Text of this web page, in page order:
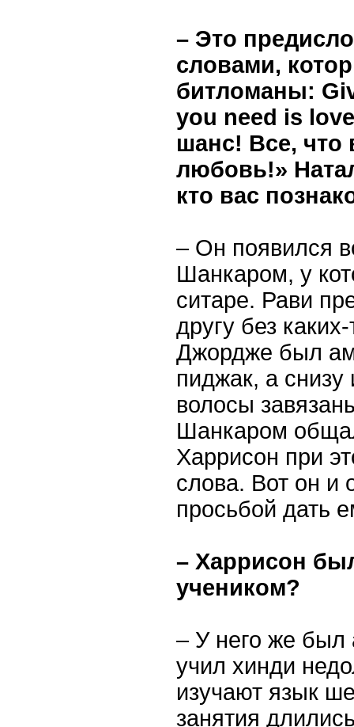
– Это
словами,
битломаны:
you need is
шанс! Все, что
любовь!»
кто вас
– Он появился
Шанкаром, у
ситаре. Рави
другу без
Джордже был
пиджак, а
волосы
Шанкаром
Харрисон при
слова. Вот он и
просьбой дать
– Харрисон
учеником?
– У него же
учил хинди
изучают язык
занятия